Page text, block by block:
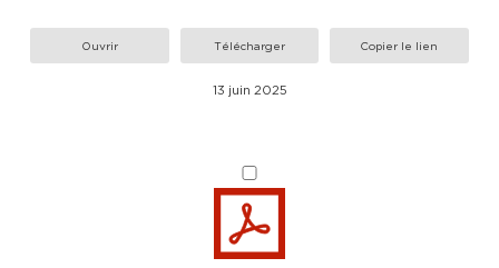
Ouvrir Télécharger Copier le lien
13 juin 2025